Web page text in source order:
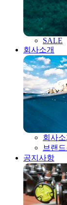
SALE
회사소개
회사소
브랜드
공지사항